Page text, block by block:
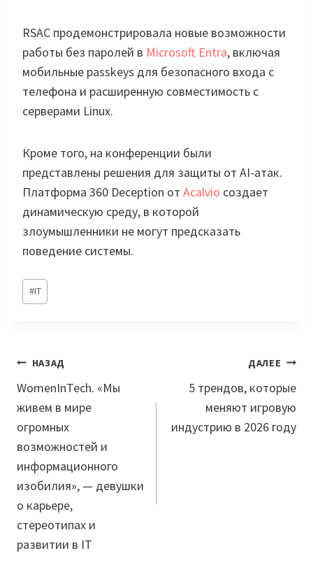
RSAC продемонстрировала новые возможности
работы без паролей в Microsoft Entra, включая
мобильные passkeys для безопасного входа с
телефона и расширенную совместимость с
серверами Linux.
Кроме того, на конференции были
представлены решения для защиты от AI-атак.
Платформа 360 Deception от Acalvio создает
динамическую среду, в которой
злоумышленники не могут предсказать
поведение системы.
Метки
записи:
#IT
Навигация
по
записям
НАЗАД
WomenInTech. «Мы
живем в мире
огромных
возможностей и
информационного
изобилия», — девушки
о карьере,
стереотипах и
развитии в IT
ДАЛЕЕ
5 трендов, которые
меняют игровую
индустрию в 2026 году